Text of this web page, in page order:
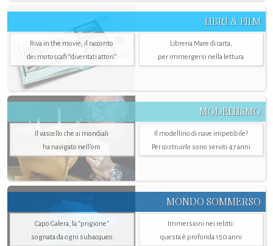
LIBRI & FILM
Riva in the movie, il racconto
dei motoscafi “diventati attori”
Libreria Mare di carta,
per immergersi nella lettura
MODELLISMO
Il vascello che ai mondiali
ha navigato nell’oro
Il modellino di nave irripetibile?
Per costruirlo sono serviti 47 anni
MONDO SOMMERSO
Capo Galera, la "prigione"
sognata da ogni subacqueo
Immersioni nei relitti:
questa è profonda 150 anni